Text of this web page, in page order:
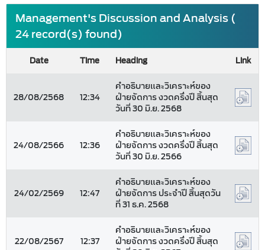
Management's Discussion and Analysis (
24 record(s) found)
Date Time Heading Link
28/08/2568 12:34
คำอธิบายและวิเคราะห์ของ
ฝ่ายจัดการ งวดครึ่งปี สิ้นสุด
วันที่ 30 มิ.ย. 2568
24/08/2566 12:36
คำอธิบายและวิเคราะห์ของ
ฝ่ายจัดการ งวดครึ่งปี สิ้นสุด
วันที่ 30 มิ.ย. 2566
24/02/2569 12:47
คำอธิบายและวิเคราะห์ของ
ฝ่ายจัดการ ประจำปี สิ้นสุดวัน
ที่ 31 ธ.ค. 2568
22/08/2567 12:37
คำอธิบายและวิเคราะห์ของ
ฝ่ายจัดการ งวดครึ่งปี สิ้นสุด